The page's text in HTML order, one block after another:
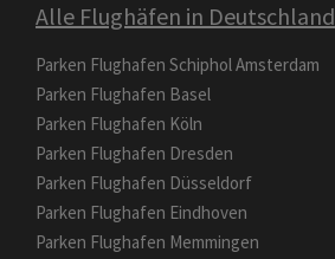
Alle Flughäfen in Deutschland
Parken Flughafen Schiphol Amsterdam
Parken Flughafen Basel
Parken Flughafen Köln
Parken Flughafen Dresden
Parken Flughafen Düsseldorf
Parken Flughafen Eindhoven
Parken Flughafen Memmingen